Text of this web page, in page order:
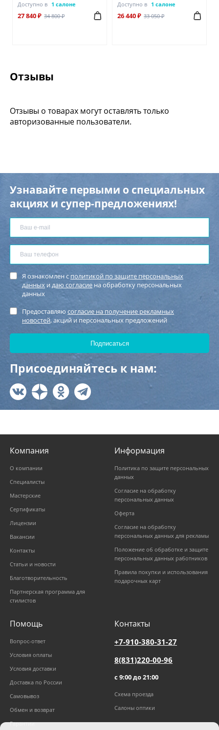
Доступно в 1 салоне
27 840 ₽ 34 800 ₽
Доступно в 1 салоне
26 440 ₽ 33 050 ₽
Отзывы
Отзывы о товарах могут оставлять только
авторизованные пользователи.
Узнавайте первыми о специальных
акциях и супер-предложениях!
Я ознакомлен с политикой по защите персональных
данных идаю согласие на обработку персональных
данных
Предоставляю согласие на получение рекламных
новостей, акций и персональных предложений
Присоединяйтесь к нам:
Компания
О компании
Специалисты
Мастерские
Сертификаты
Лицензии
Вакансии
Контакты
Статьи и новости
Благотворительность
Партнерская программа для
стилистов
Информация
Политика по защите персональных
данных
Согласие на обработку
персональных данных
Оферта
Согласие на обработку
персональных данных для рекламы
Положение об обработке и защите
персональных данных работников
Правила покупки и использования
подарочных карт
Помощь
Вопрос-ответ
Условия оплаты
Условия доставки
Доставка по России
Самовывоз
Обмен и возврат
Гарантии
Контакты
+7-910-380-31-27
8(831)220-00-96
с 9:00 до 21:00
Схема проезда
Салоны оптики